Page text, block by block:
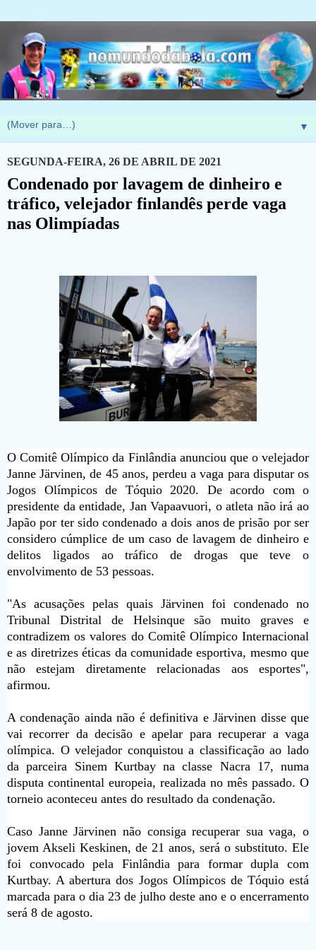
▼
SEGUNDA-FEIRA, 26 DE ABRIL DE 2021
Condenado por lavagem de dinheiro e
tráfico, velejador finlandês perde vaga
nas Olimpíadas
O Comitê Olímpico da Finlândia anunciou que o velejador
Janne Järvinen, de 45 anos, perdeu a vaga para disputar os
Jogos Olímpicos de Tóquio 2020. De acordo com o
presidente da entidade, Jan Vapaavuori, o atleta não irá ao
Japão por ter sido condenado a dois anos de prisão por ser
considero cúmplice de um caso de lavagem de dinheiro e
delitos ligados ao tráfico de drogas que teve o
envolvimento de 53 pessoas.
"As acusações pelas quais Järvinen foi condenado no
Tribunal Distrital de Helsinque são muito graves e
contradizem os valores do Comitê Olímpico Internacional
e as diretrizes éticas da comunidade esportiva, mesmo que
não estejam diretamente relacionadas aos esportes",
afirmou.
A condenação ainda não é definitiva e Järvinen disse que
vai recorrer da decisão e apelar para recuperar a vaga
olímpica. O velejador conquistou a classificação ao lado
da parceira Sinem Kurtbay na classe Nacra 17, numa
disputa continental europeia, realizada no mês passado. O
torneio aconteceu antes do resultado da condenação.
Caso Janne Järvinen não consiga recuperar sua vaga, o
jovem Akseli Keskinen, de 21 anos, será o substituto. Ele
foi convocado pela Finlândia para formar dupla com
Kurtbay. A abertura dos Jogos Olímpicos de Tóquio está
marcada para o dia 23 de julho deste ano e o encerramento
será 8 de agosto.